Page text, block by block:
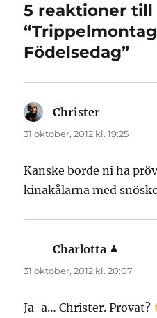
5 reaktioner till
Födelsedag”
Christer
31 oktober, 2012 kl. 19:25
Kanske borde ni ha
kinakålarna med
Charlotta
31 oktober, 2012 kl. 20:07
Ja-a… Christer. Provat?